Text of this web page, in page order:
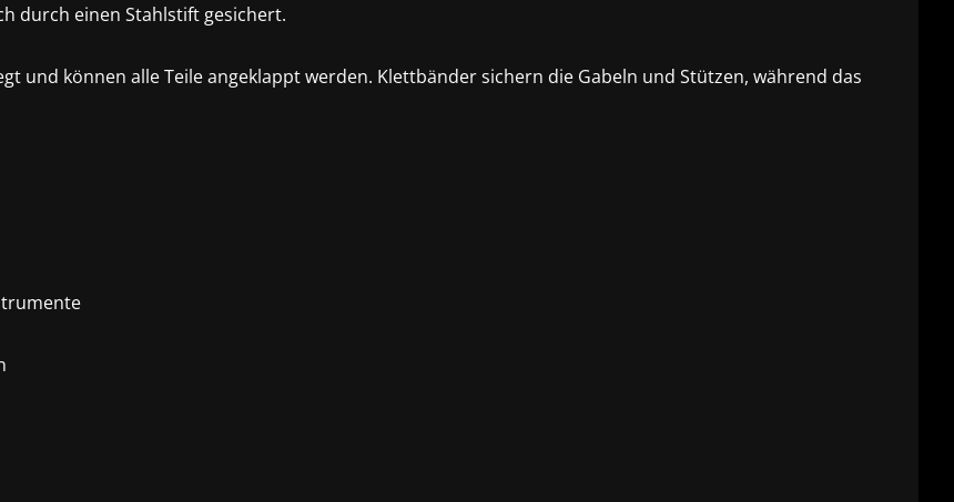
durch einen Stahlstift gesichert.
und können alle Teile angeklappt werden. Klettbänder sichern die Gabeln und Stützen, während das